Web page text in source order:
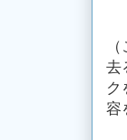
去
ク
容